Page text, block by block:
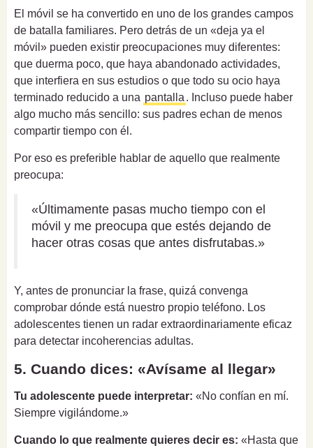
El móvil se ha convertido en uno de los grandes campos
de batalla familiares. Pero detrás de un «deja ya el
móvil» pueden existir preocupaciones muy diferentes:
que duerma poco, que haya abandonado actividades,
que interfiera en sus estudios o que todo su ocio haya
terminado reducido a una pantalla . Incluso puede haber
algo mucho más sencillo: sus padres echan de menos
compartir tiempo con él.
Por eso es preferible hablar de aquello que realmente
preocupa:
«Últimamente pasas mucho tiempo con el
móvil y me preocupa que estés dejando de
hacer otras cosas que antes disfrutabas.»
Y, antes de pronunciar la frase, quizá convenga
comprobar dónde está nuestro propio teléfono. Los
adolescentes tienen un radar extraordinariamente eficaz
para detectar incoherencias adultas.
5. Cuando dices: «Avísame al llegar»
Tu adolescente puede interpretar: «No confían en mí.
Siempre vigilándome.»
Cuando lo que realmente quieres decir es: «Hasta que